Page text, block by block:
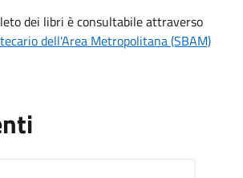
dei libri è consultabile attraverso
dell'Area Metropolitana (SBAM)